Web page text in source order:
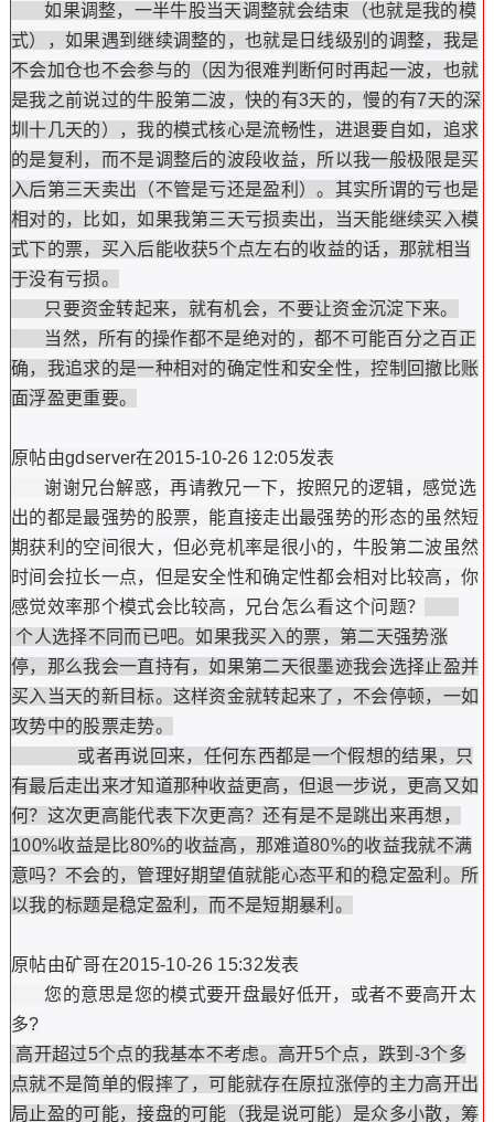
如果调整，一半牛股当天调整就会结束（也就是我的模
式），如果遇到继续调整的，也就是日线级别的调整，我是
不会加仓也不会参与的（因为很难判断何时再起一波，也就
是我之前说过的牛股第二波，快的有3天的，慢的有7天的深
圳十几天的），我的模式核心是流畅性，进退要自如，追求
的是复利，而不是调整后的波段收益，所以我一般极限是买
入后第三天卖出（不管是亏还是盈利）。其实所谓的亏也是
相对的，比如，如果我第三天亏损卖出，当天能继续买入模
式下的票，买入后能收获5个点左右的收益的话，那就相当
于没有亏损。
只要资金转起来，就有机会，不要让资金沉淀下来。
当然，所有的操作都不是绝对的，都不可能百分之百正
确，我追求的是一种相对的确定性和安全性，控制回撤比账
面浮盈更重要。
原帖由gdserver在2015-10-26 12:05发表
谢谢兄台解惑，再请教兄一下，按照兄的逻辑，感觉选
出的都是最强势的股票，能直接走出最强势的形态的虽然短
期获利的空间很大，但必竞机率是很小的，牛股第二波虽然
时间会拉长一点，但是安全性和确定性都会相对比较高，你
感觉效率那个模式会比较高，兄台怎么看这个问题？
个人选择不同而已吧。如果我买入的票，第二天强势涨
停，那么我会一直持有，如果第二天很墨迹我会选择止盈并
买入当天的新目标。这样资金就转起来了，不会停顿，一如
攻势中的股票走势。
或者再说回来，任何东西都是一个假想的结果，只
有最后走出来才知道那种收益更高，但退一步说，更高又如
何？这次更高能代表下次更高？还有是不是跳出来再想，
100%收益是比80%的收益高，那难道80%的收益我就不满
意吗？不会的，管理好期望值就能心态平和的稳定盈利。所
以我的标题是稳定盈利，而不是短期暴利。
原帖由矿哥在2015-10-26 15:32发表
您的意思是您的模式要开盘最好低开，或者不要高开太
多?
高开超过5个点的我基本不考虑。高开5个点，跌到-3个多
点就不是简单的假摔了，可能就存在原拉涨停的主力高开出
局止盈的可能，接盘的可能（我是说可能）是众多小散，筹